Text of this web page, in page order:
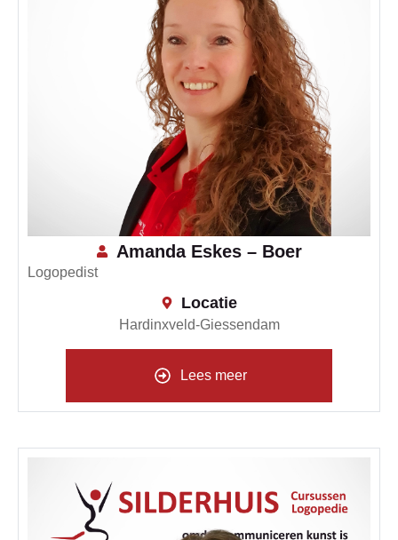
Amanda Eskes – Boer
Logopedist
Locatie
Hardinxveld-Giessendam
Lees meer